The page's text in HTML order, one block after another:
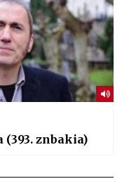
IBAIZABAL: Aizu! aldizkaria (393. znbakia)